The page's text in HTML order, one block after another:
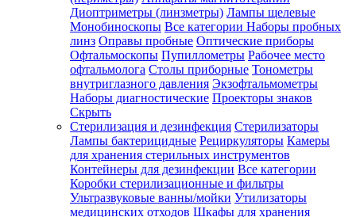
Диоптриметры (линзметры) Лампы щелевые
Монобиноскопы Все категории Наборы пробных
линз Оправы пробные Оптические приборы
Офтальмоскопы Пупиллометры Рабочее место
офтальмолога Столы приборные Тонометры
внутриглазного давления Экзофтальмометры
Наборы диагностические Проекторы знаков
Скрыть
Стерилизация и дезинфекция Стерилизаторы
Лампы бактерицидные Рециркуляторы Камеры
для хранения стерильных инструментов
Контейнеры для дезинфекции Все категории
Коробки стерилизационные и фильтры
Ультразвуковые ванны/мойки Утилизаторы
медицинских отходов Шкафы для хранения